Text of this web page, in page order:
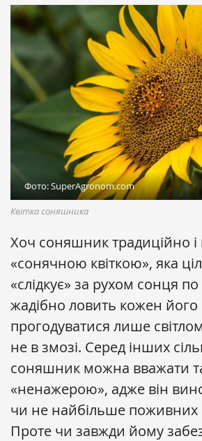
Фото: SuperAgronom.com
Квітка соняшника
Хоч соняшник традиційно
«сонячною квіткою», яка
«слідкує» за рухом сонця
жадібно ловить кожен
прогодуватися лише
не в змозі. Серед інших
соняшник можна вважати
«ненажерою», адже він
чи не найбільше поживних
Проте чи завжди йому